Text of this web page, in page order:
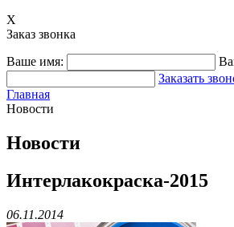
X
Заказ звонка
Ваше имя:
Заказать
Главная
Новости
Новости
Интерлакокраска-2015
06.11.2014